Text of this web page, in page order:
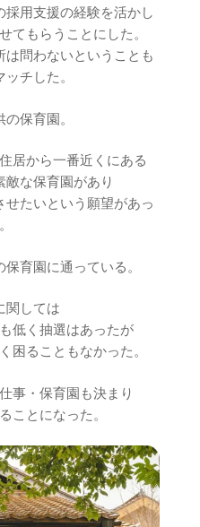
用支援の経験を活かし
てもらうことにした。
問わないということも
チした。
保育園。
居から一番近くにある
敵な保育園があり
たいという願望があっ
育園に通っている。
関しては
低く抽選はあったが
困ることもなかった。
事・保育園も決まり
ことになった。